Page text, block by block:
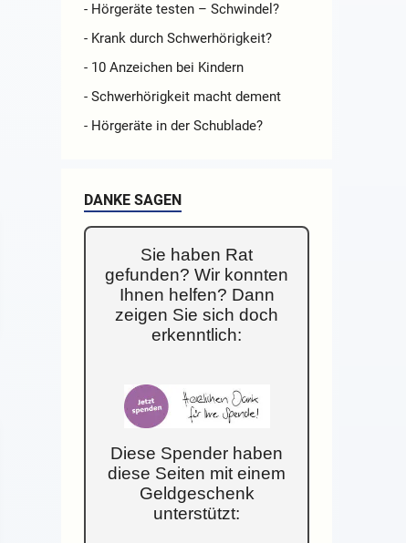
- Hörgeräte testen – Schwindel?
- Krank durch Schwerhörigkeit?
- 10 Anzeichen bei Kindern
- Schwerhörigkeit macht dement
- Hörgeräte in der Schublade?
DANKE SAGEN
Sie haben Rat
gefunden? Wir konnten
Ihnen helfen? Dann
zeigen Sie sich doch
erkenntlich:
Diese Spender haben
diese Seiten mit einem
Geldgeschenk
unterstützt: